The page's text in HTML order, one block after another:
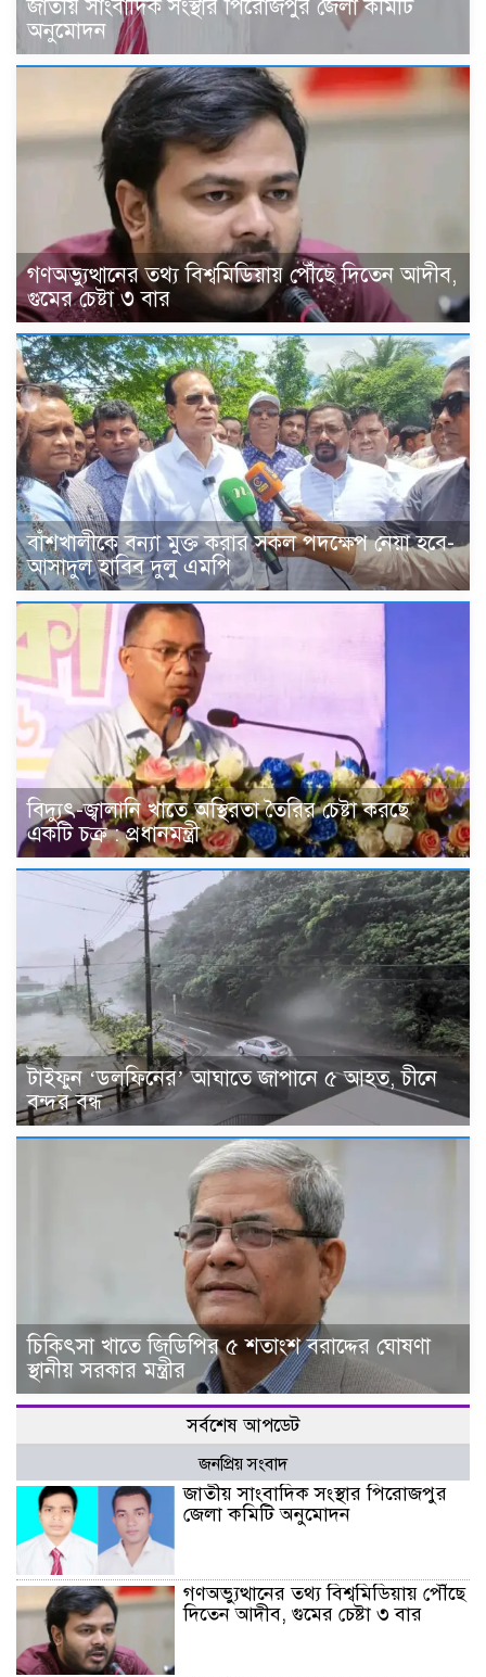
জাতীয় সাংবাদিক সংস্থার পিরোজপুর জেলা কমিটি
অনুমোদন
গণঅভ্যুত্থানের তথ্য বিশ্বমিডিয়ায় পৌঁছে দিতেন আদীব,
গুমের চেষ্টা ৩ বার
বাঁশখালীকে বন্যা মুক্ত করার সকল পদক্ষেপ নেয়া হবে-
আসাদুল হাবিব দুলু এমপি
বিদ্যুৎ-জ্বালানি খাতে অস্থিরতা তৈরির চেষ্টা করছে
একটি চক্র : প্রধানমন্ত্রী
টাইফুন ‘ডলফিনের’ আঘাতে জাপানে ৫ আহত, চীনে
বন্দর বন্ধ
চিকিৎসা খাতে জিডিপির ৫ শতাংশ বরাদ্দের ঘোষণা
স্থানীয় সরকার মন্ত্রীর
সর্বশেষ আপডেট
জনপ্রিয় সংবাদ
জাতীয় সাংবাদিক সংস্থার পিরোজপুর
জেলা কমিটি অনুমোদন
গণঅভ্যুত্থানের তথ্য বিশ্বমিডিয়ায় পৌঁছে
দিতেন আদীব, গুমের চেষ্টা ৩ বার